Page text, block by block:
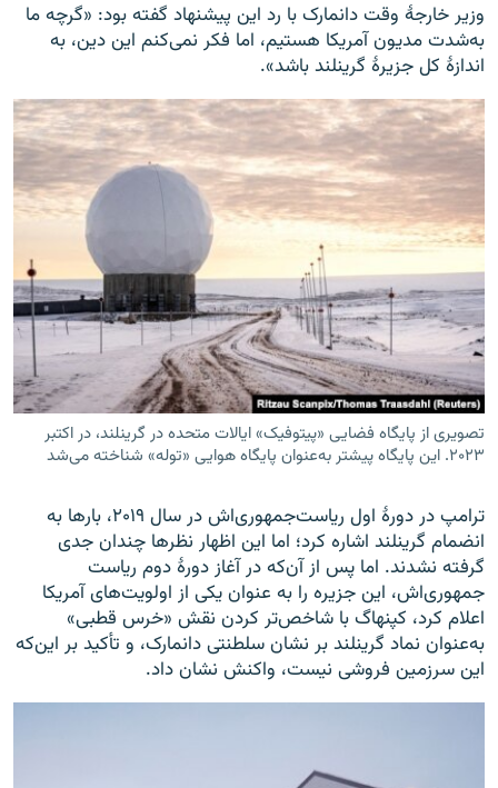
وزیر خارجۀ وقت دانمارک با رد این پیشنهاد گفته بود: «گرچه ما
به‌شدت مدیون آمریکا هستیم، اما فکر نمی‌کنم این دین، به
اندازۀ کل جزیرۀ گرینلند باشد».
تصویری از پایگاه فضایی «پیتوفیک» ایالات متحده در گرینلند، در اکتبر
۲۰۲۳. این پایگاه پیشتر به‌عنوان پایگاه هوایی «توله» شناخته می‌شد
ترامپ در دورۀ اول ریاست‌جمهوری‌اش در سال ۲۰۱۹، بارها به
انضمام گرینلند اشاره کرد؛ اما این اظهار نظرها چندان جدی
گرفته نشدند. اما پس از آن‌که در آغاز دورۀ دوم ریاست
جمهوری‌اش، این جزیره را به عنوان یکی از اولویت‌های آمریکا
اعلام کرد، کپنهاگ با شاخص‌تر کردن نقش «خرس قطبی»
به‌عنوان نماد گرینلند بر نشان سلطنتی دانمارک، و تأکید بر این‌که
این سرزمین فروشی نیست، واکنش نشان داد.